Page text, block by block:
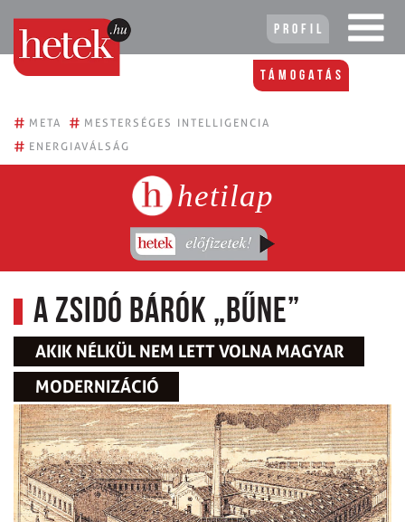
Profil
Támogatás
# META # MESTERSÉGES INTELLIGENCIA
# ENERGIAVÁLSÁG
hetilap
A zsidó bárók „bűne”
AKIK NÉLKÜL NEM LETT VOLNA MAGYAR
MODERNIZÁCIÓ